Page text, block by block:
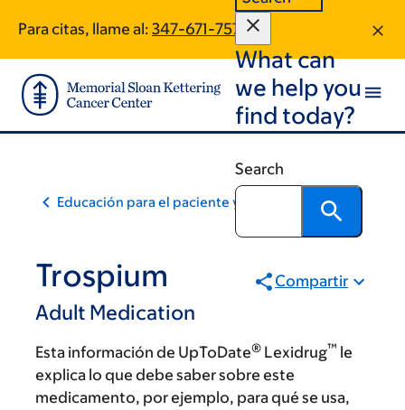
main
content
footer
Para citas, llame al: 347-671-7577
What can
we help you
find today?
Search
Educación para el paciente y la comunidad
Trospium
Adult Medication
Compartir
Esta información de UpToDate® Lexidrug™ le
explica lo que debe saber sobre este
medicamento, por ejemplo, para qué se usa,